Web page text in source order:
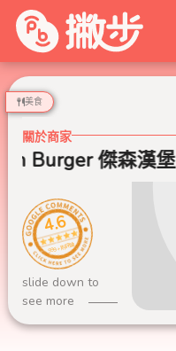
美食
關於商家
Burger 傑森漢堡
4.6
999+ 則評論
slide down to
see more